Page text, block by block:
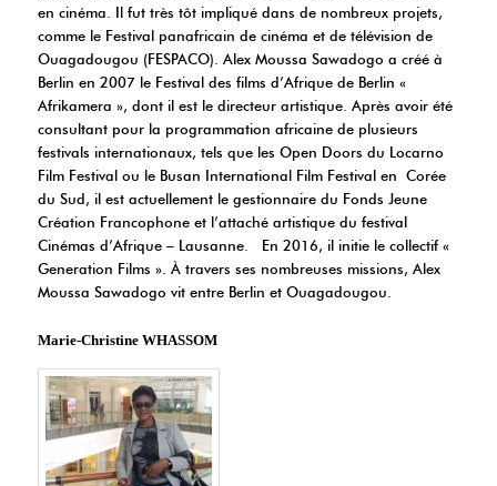
en cinéma. Il fut très tôt impliqué dans de nombreux projets,
comme le Festival panafricain de cinéma et de télévision de
Ouagadougou (FESPACO). Alex Moussa Sawadogo a créé à
Berlin en 2007 le Festival des films d’Afrique de Berlin «
Afrikamera », dont il est le directeur artistique. Après avoir été
consultant pour la programmation africaine de plusieurs
festivals internationaux, tels que les Open Doors du Locarno
Film Festival ou le Busan International Film Festival en Corée
du Sud, il est actuellement le gestionnaire du Fonds Jeune
Création Francophone et l’attaché artistique du festival
Cinémas d’Afrique – Lausanne. En 2016, il initie le collectif «
Generation Films ». À travers ses nombreuses missions, Alex
Moussa Sawadogo vit entre Berlin et Ouagadougou.
Marie-Christine WHASSOM